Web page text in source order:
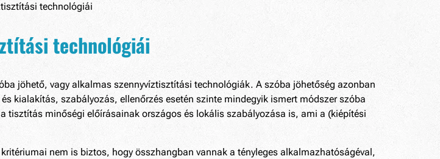
technológiái
technológiái
jöhető, vagy alkalmas szennyvíztisztítási technológiák. A szóba jöhetőség azonban
kialakítás, szabályozás, ellenőrzés esetén szinte mindegyik ismert módszer szóba
minőségi előírásainak országos és lokális szabályozása is, ami a (kiépítési
nem is biztos, hogy összhangban vannak a tényleges alkalmazhatóságéval,